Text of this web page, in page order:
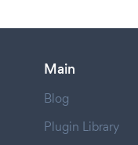
Main
Blog
Plugin Library